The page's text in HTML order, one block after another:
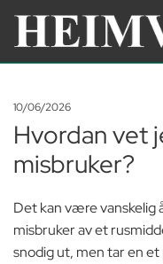
10/06/2026
Hvordan vet
misbruker?
Det kan være vanskelig
misbruker av et
snodig ut, men tar en